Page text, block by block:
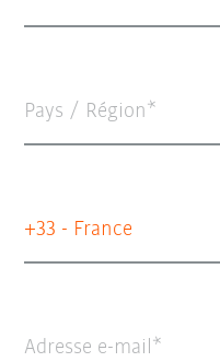
Pays / Région*
+33 - France
Adresse e-mail